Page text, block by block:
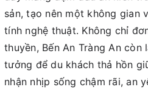
sản, tạo nên một không gian
tính nghệ thuật. Không chỉ
thuyền, Bến An Tràng An
tưởng để du khách thả hồn
nhận nhịp sống chậm rãi, an